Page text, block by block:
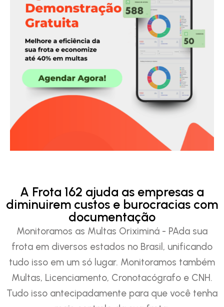
A Frota 162 ajuda as empresas a
diminuirem custos e burocracias com
documentação
Monitoramos as Multas Oriximiná - PAda sua
frota em diversos estados no Brasil, unificando
tudo isso em um só lugar. Monitoramos também
Multas, Licenciamento, Cronotacógrafo e CNH.
Tudo isso antecipadamente para que você tenha